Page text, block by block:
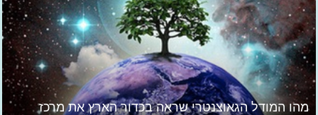
מהו המודל הגאוצנטרי שראה בכדור הארץ את מרכז